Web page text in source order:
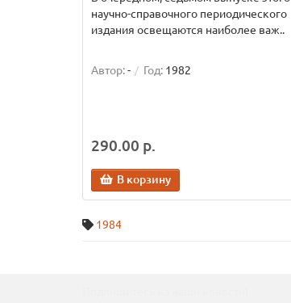
научно-справочного периодического
издания освещаются наиболее важ..
Автор:- Год: 1982
290.00 р.
В корзину
1984